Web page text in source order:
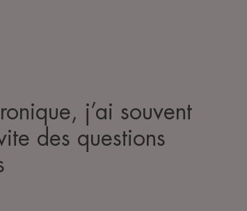
j’ai souvent
des questions